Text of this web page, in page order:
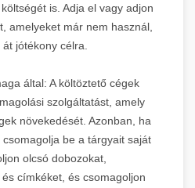
is. Adja el vagy adjon
amelyeket már nem használ,
jótékony célra.
által: A költöztető cégek
szolgáltatást, amely
növekedését. Azonban, ha
be a tárgyait saját
olcsó dobozokat,
címkéket, és csomagoljon